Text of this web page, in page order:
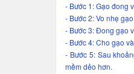
- Bước 1: Gạo đong
- Bước 2: Vo nhẹ
- Bước 3: Đong gạo
- Bước 4: Cho gạo
- Bước 5: Sau
mềm dẻo hơn.